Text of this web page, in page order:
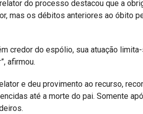
do processo destacou que a
mas os débitos anteriores ao óbito
credor do espólio, sua atuação
afirmou.
e deu provimento ao recurso,
até a morte do pai. Somente